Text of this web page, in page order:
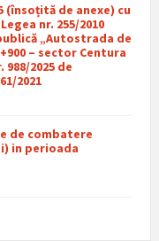
(însoțită de anexe) cu
nr. 255/2010
„Autostrada de
– sector Centura
988/2025 de
2021
de combatere
in perioada